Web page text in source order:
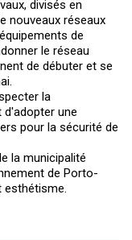
divisés en
nouveaux réseaux
de
le réseau
de débuter et se
la
une
pour la sécurité de
la municipalité
de Porto-
esthétisme.